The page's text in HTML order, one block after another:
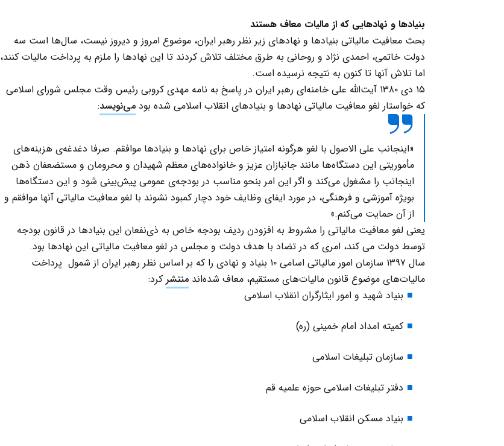
بنیادها و نهادهایی که از مالیات معاف هستند
بحث معافیت مالیاتی بنیادها و نهادهای زیر نظر رهبر ایران، موضوع امروز و دیروز نیست، سال‌ها است سه
دولت خاتمی، احمدی نژاد و روحانی به طرق مختلف تلاش کردند تا این نهادها را ملزم به پرداخت مالیات کنند،
اما تلاش آنها تا کنون به نتیجه نرسیده است.
۱۵ دی ۱۳۸۰ آیت‌الله علی خامنه‌ای رهبر ایران در پاسخ به نامه مهدی کروبی رئیس وقت مجلس شورای اسلامی
که خواستار لغو معافیت مالیاتی نهادها و بنیادهای انقلاب اسلامی شده بودمی‌نویسد:
«اینجانب‌ علی‌ الاصول‌ با لغو هرگونه‌ امتیاز خاص‌ برای‌ نهادها و بنیادها موافقم‌. صرفا دغدغه‌ی‌ هزینه‌های‌
مأموریتی‌ این‌ دستگاه‌ها مانند جانبازان‌ عزیز و خانواده‌های‌ معظم‌ شهیدان‌ و محرومان‌ و مستضعفان‌ ذهن‌
اینجانب‌ را مشغول‌ می‌کند و اگر این‌ امر بنحو مناسب‌ در بودجه‌ی‌ عمومی‌ پیش‌بینی‌ شود و این‌ دستگاه‌ها
بویژه‌ آموزشی‌ و فرهنگی‌، در مورد ایفای‌ وظایف‌ خود دچار کمبود نشوند با لغو معافیت‌ مالیاتی‌ آنها موافقم‌ و
از آن‌ حمایت‌ می‌کنم‌.»
یعنی لغو معافیت مالیاتی را مشروط به افزودن ردیف بودجه خاص به ذی‌نفعان این بنیادها در قانون بودجه
توسط دولت می کند، امری که در تضاد با هدف دولت و مجلس در لغو معافیت مالیاتی این نهادها بود.
سال ۱۳۹۷ سازمان امور مالیاتی اسامی ۱۰ بنیاد و نهادی را که بر اساس نظر رهبر ایران از شمول پرداخت
مالیات‌های موضوع قانون مالیات‌های مستقیم، معاف شده‌اندمنتشر کرد:
بنیاد شهید و امور ایثارگران انقلاب اسلامی
کمیته امداد امام خمینی (ره)
سازمان تبلیغات اسلامی
دفتر تبلیغات اسلامی حوزه علمیه قم
بنیاد مسکن انقلاب اسلامی